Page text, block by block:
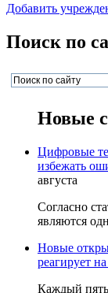
Добавить
Поиск по
Новые
Цифровые
избежать
августа
Согласно
являются
Новые
реагирует
Каждый